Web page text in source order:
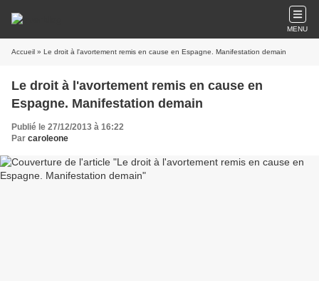
MENU
Accueil » Le droit à l'avortement remis en cause en Espagne. Manifestation demain
Le droit à l'avortement remis en cause en
Espagne. Manifestation demain
Publié le 27/12/2013 à 16:22
Par caroleone